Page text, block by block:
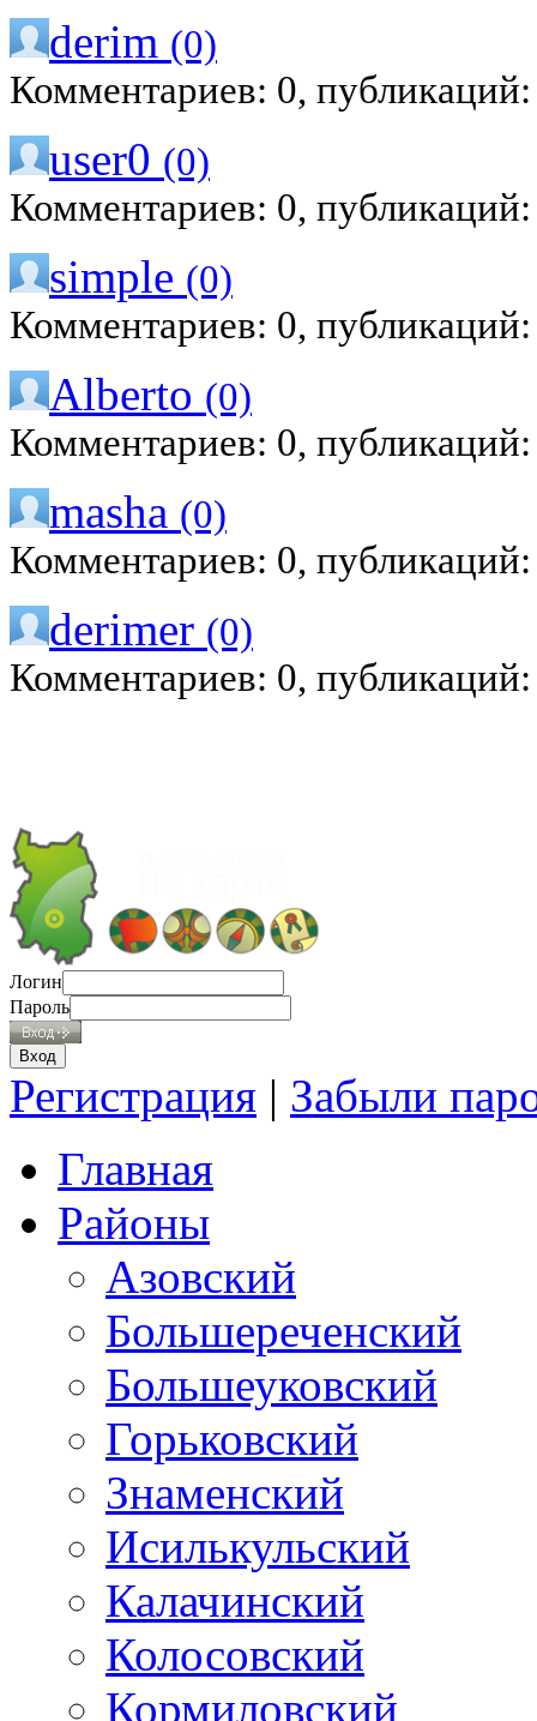
derim (0)
Комментариев: 0,
user0 (0)
Комментариев: 0,
simple (0)
Комментариев: 0,
Alberto (0)
Комментариев: 0,
masha (0)
Комментариев: 0,
derimer (0)
Комментариев: 0,
Логин
Пароль
Регистрация | Забыли
Главная
Районы
Азовский
Большереченский
Большеуковский
Горьковский
Знаменский
Исилькульский
Калачинский
Колосовский
Кормиловский